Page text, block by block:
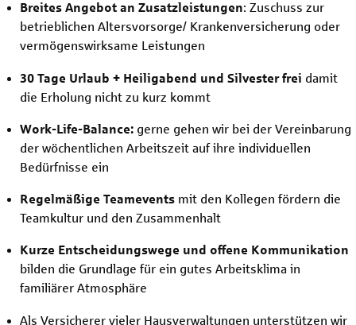
Breites Angebot an Zusatzleistungen: Zuschuss zur
betrieblichen Altersvorsorge/ Krankenversicherung oder
vermögenswirksame Leistungen
30 Tage Urlaub + Heiligabend und Silvester frei damit
die Erholung nicht zu kurz kommt
Work-Life-Balance: gerne gehen wir bei der Vereinbarung
der wöchentlichen Arbeitszeit auf ihre individuellen
Bedürfnisse ein
Regelmäßige Teamevents mit den Kollegen fördern die
Teamkultur und den Zusammenhalt
Kurze Entscheidungswege und offene Kommunikation
bilden die Grundlage für ein gutes Arbeitsklima in
familiärer Atmosphäre
Als Versicherer vieler Hausverwaltungen unterstützen wir